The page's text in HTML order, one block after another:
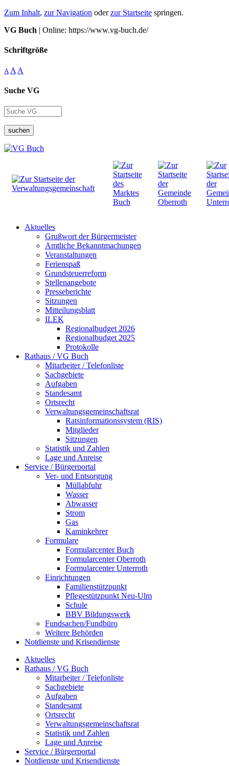
Zum Inhalt, zur Navigation oderzur Startseite springen.
VG Buch | Online: https://www.vg-buch.de/
Schriftgröße
A A A
Suche VG
suchen
Aktuelles
Grußwort der Bürgermeister
Amtliche Bekanntmachungen
Veranstaltungen
Ferienspaß
Grundsteuerreform
Stellenangebote
Presseberichte
Sitzungen
Mitteilungsblatt
ILEK
Regionalbudget 2026
Regionalbudget 2025
Protokolle
Rathaus / VG Buch
Mitarbeiter / Telefonliste
Sachgebiete
Aufgaben
Standesamt
Ortsrecht
Verwaltungsgemeinschaftsrat
Ratsinformationssystem (RIS)
Mitglieder
Sitzungen
Statistik und Zahlen
Lage und Anreise
Service / Bürgerportal
Ver- und Entsorgung
Müllabfuhr
Wasser
Abwasser
Strom
Gas
Kaminkehrer
Formulare
Formularcenter Buch
Formularcenter Oberroth
Formularcenter Unterroth
Einrichtungen
Familienstützpunkt
Pflegestützpunkt Neu-Ulm
Schule
BBV Bildungswerk
Fundsachen/Fundbüro
Weitere Behörden
Notdienste und Krisendienste
Aktuelles
Rathaus / VG Buch
Mitarbeiter / Telefonliste
Sachgebiete
Aufgaben
Standesamt
Ortsrecht
Verwaltungsgemeinschaftsrat
Statistik und Zahlen
Lage und Anreise
Service / Bürgerportal
Notdienste und Krisendienste